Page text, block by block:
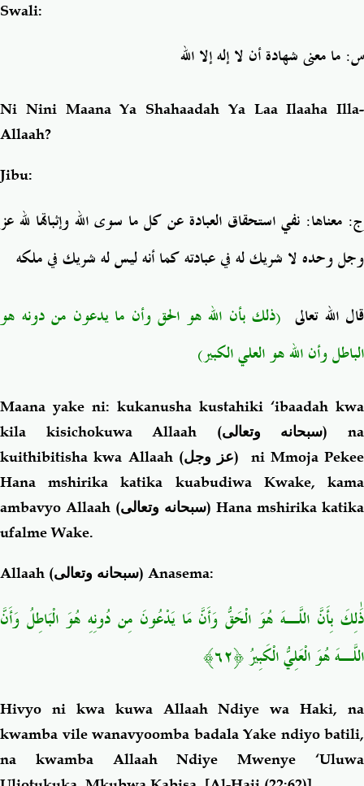
Swali:
س: ما معنى شهادة أن لا إله إلا الله
Ni Nini Maana Ya Shahaadah Ya Laa Ilaaha Illa-
Allaah?
Jibu:
ج: معناها: نفي استحقاق العبادة عن كل ما سوى الله وإثباتها لله عز
وجل وحده لا شريك له في عبادته كما أنه ليس له شريك في ملكه
قال الله تعالى (ذلك بأن الله هو الحق وأن ما يدعون من دونه هو
الباطل وأن الله هو العلي الكبير)
Maana yake ni: kukanusha kustahiki ‘ibaadah kwa
kila kisichokuwa Allaah (سبحانه وتعالى) na
kuithibitisha kwa Allaah (عز وجل) ni Mmoja Pekee
Hana mshirika katika kuabudiwa Kwake, kama
ambavyo Allaah (سبحانه وتعالى) Hana mshirika katika
ufalme Wake.
Allaah (سبحانه وتعالى) Anasema:
ذَٰلِكَ بِأَنَّ اللَّـهَ هُوَ الْحَقُّ وَأَنَّ مَا يَدْعُونَ مِن دُونِهِ هُوَ الْبَاطِلُ وَأَنَّ
اللَّـهَ هُوَ الْعَلِيُّ الْكَبِيرُ﴿٦٢﴾
Hivyo ni kwa kuwa Allaah Ndiye wa Haki, na
kwamba vile wanavyoomba badala Yake ndiyo batili,
na kwamba Allaah Ndiye Mwenye ‘Uluwa